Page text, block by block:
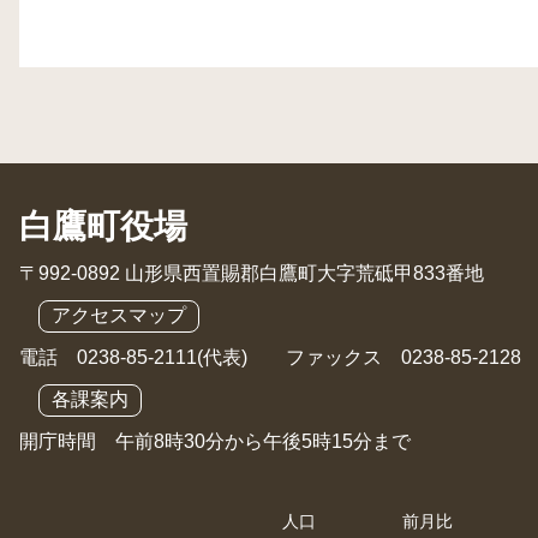
白鷹町役場
〒992-0892 山形県西置賜郡白鷹町大字荒砥甲833番地
アクセスマップ
電話 0238-85-2111(代表) ファックス 0238-85-2128
各課案内
開庁時間 午前8時30分から午後5時15分まで
人口 前月比